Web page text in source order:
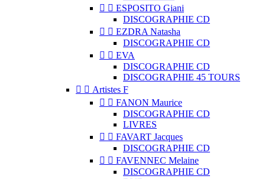
  ESPOSITO Giani
DISCOGRAPHIE CD
  EZDRA Natasha
DISCOGRAPHIE CD
  EVA
DISCOGRAPHIE CD
DISCOGRAPHIE 45 TOURS
  Artistes F
  FANON Maurice
DISCOGRAPHIE CD
LIVRES
  FAVART Jacques
DISCOGRAPHIE CD
  FAVENNEC Melaine
DISCOGRAPHIE CD